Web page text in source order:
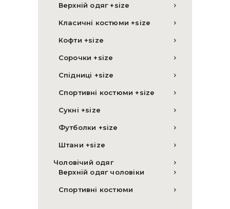
Верхній одяг +size
Класичні костюми +size
Кофти +size
Сорочки +size
Спідниці +size
Спортивні костюми +size
Сукні +size
Футболки +size
Штани +size
Чоловічий одяг
Верхній одяг чоловіки
Спортивні костюми